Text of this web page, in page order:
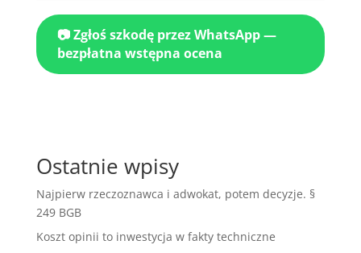
📷 Zgłoś szkodę przez WhatsApp —
bezpłatna wstępna ocena
Ostatnie wpisy
Najpierw rzeczoznawca i adwokat, potem decyzje. §
249 BGB
Koszt opinii to inwestycja w fakty techniczne